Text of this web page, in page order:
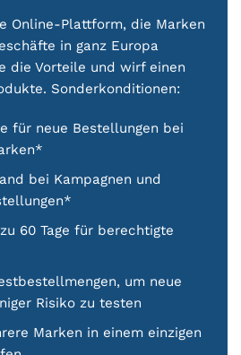
Online-Plattform, die Marken
in ganz Europa
die Vorteile und wirf einen
Sonderkonditionen:
für neue Bestellungen bei
bei Kampagnen und
60 Tage für berechtigte
um neue
Risiko zu testen
Marken in einem einzigen